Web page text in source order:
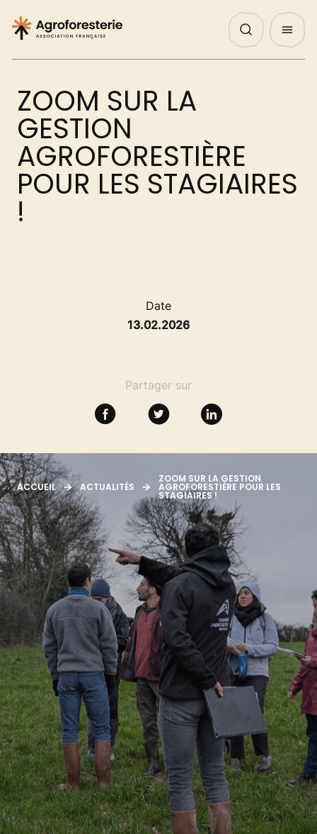
Nos Actualités English
QUI SOMMES NOUS ?
NOS ACTIONS
PROJETS
DÉCOUVRIR
ZOOM SUR LA
GESTION
AGROFORESTIÈRE
POUR LES STAGIAIRES
!
Date
13.02.2026
Partager sur
ACCUEIL ACTUALITÉS
ZOOM SUR LA GESTION
AGROFORESTIÈRE POUR LES
STAGIAIRES !